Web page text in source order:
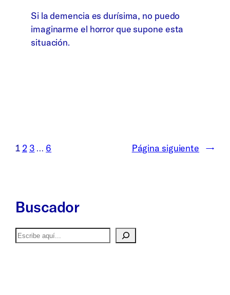
Si la demencia es durísima, no puedo
imaginarme el horror que supone esta
situación.
1 2 3 … 6 Página siguiente →
Buscador
Buscar